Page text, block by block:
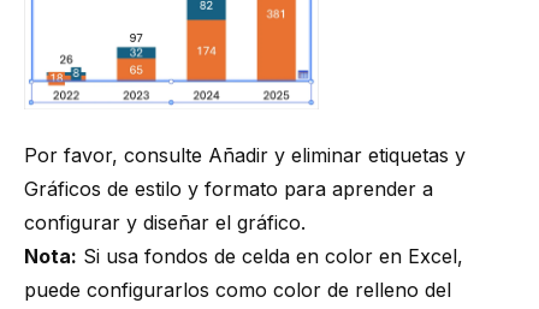
Por favor, consulte Añadir y eliminar etiquetas y
Gráficos de estilo y formato para aprender a
configurar y diseñar el gráfico.
Nota: Si usa fondos de celda en color en Excel,
puede configurarlos como color de relleno del